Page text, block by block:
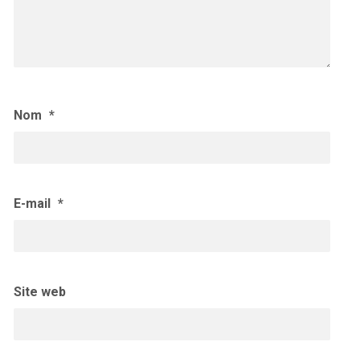
Nom *
E-mail *
Site web